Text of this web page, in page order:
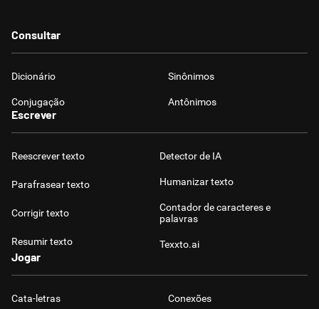
Consultar
Dicionário Sinônimos
Conjugação Antônimos
Escrever
Reescrever texto
Parafrasear texto
Corrigir texto
Resumir texto
Detector de IA
Humanizar texto
Contador de caracteres e
palavras
Texxto.ai
Jogar
Cata-letras Conexões